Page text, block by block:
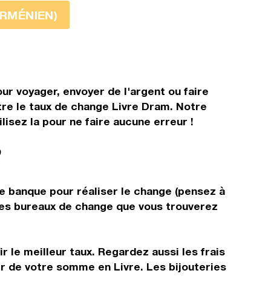
voyager, envoyer de l'argent ou faire
le taux de change Livre Dram. Notre
la pour ne faire aucune erreur !
banque pour réaliser le change (pensez à
bureaux de change que vous trouverez
le meilleur taux. Regardez aussi les frais
de votre somme en Livre. Les bijouteries